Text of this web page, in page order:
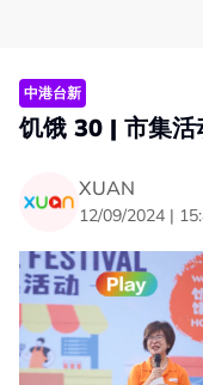
中港台新
饥饿 30 | 市集活
XUAN
12/09/2024 |